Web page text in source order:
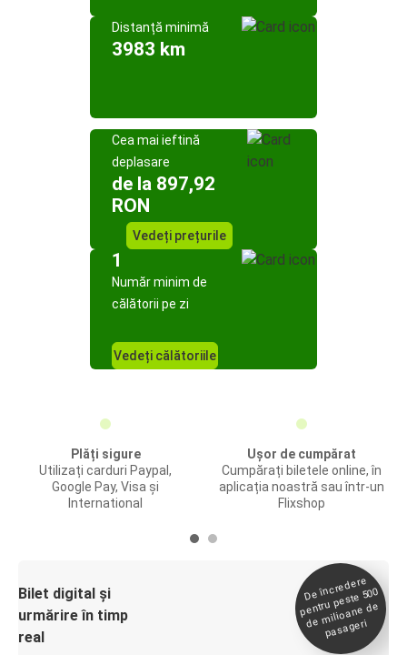
Distanță minimă
3983 km
Cea mai ieftină
deplasare
de la 897,92
RON
Vedeți prețurile
1
Număr minim de
călătorii pe zi
Vedeți călătoriile
Plăți sigure
Utilizați carduri Paypal,
Google Pay, Visa și
International
Ușor de cumpărat
Cumpărați biletele online, în
aplicația noastră sau într-un
Flixshop
Bilet digital și
urmărire în timp
real
De încredere
pentru peste 500
de
milioane de
pasageri